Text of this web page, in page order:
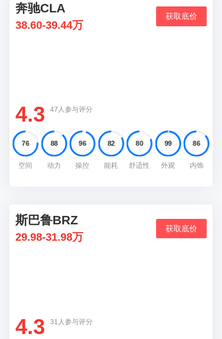
08
奔驰CLA
38.60-39.44万
获取底价
4.3 47人参与评分
76
空间
88
动力
96
操控
82
能耗
80
舒适性
99
外观
86
内饰
09
斯巴鲁BRZ
29.98-31.98万
获取底价
4.3 31人参与评分